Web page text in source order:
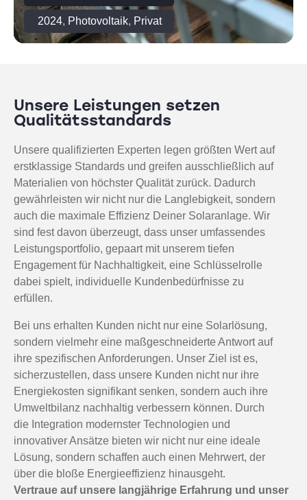
2024, Photovoltaik, Privat
Unsere Leistungen setzen
Qualitätsstandards
Unsere qualifizierten Experten legen größten Wert auf
erstklassige Standards und greifen ausschließlich auf
Materialien von höchster Qualität zurück. Dadurch
gewährleisten wir nicht nur die Langlebigkeit, sondern
auch die maximale Effizienz Deiner Solaranlage. Wir
sind fest davon überzeugt, dass unser umfassendes
Leistungsportfolio, gepaart mit unserem tiefen
Engagement für Nachhaltigkeit, eine Schlüsselrolle
dabei spielt, individuelle Kundenbedürfnisse zu
erfüllen.
Bei uns erhalten Kunden nicht nur eine Solarlösung,
sondern vielmehr eine maßgeschneiderte Antwort auf
ihre spezifischen Anforderungen. Unser Ziel ist es,
sicherzustellen, dass unsere Kunden nicht nur ihre
Energiekosten signifikant senken, sondern auch ihre
Umweltbilanz nachhaltig verbessern können. Durch
die Integration modernster Technologien und
innovativer Ansätze bieten wir nicht nur eine ideale
Lösung, sondern schaffen auch einen Mehrwert, der
über die bloße Energieeffizienz hinausgeht.
Vertraue auf unsere langjährige Erfahrung und unser